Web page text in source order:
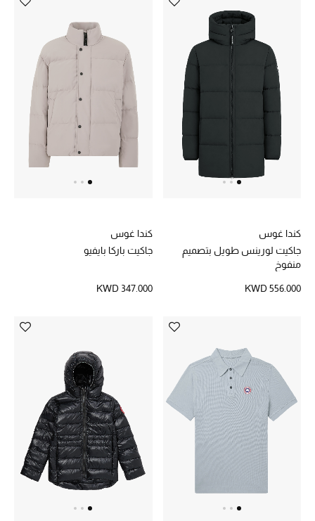
أحذية مختارة
تسوقوا الأحذية
الجمال
خصومات
الجديد في عالم الجمال
الأكثر مبيعاً
المكياج
العناية بالبشرة
مستحضرات العناية
مستحضرات الاستحمام والعناية بالجسم
كندا غوس
جاكيت لورينس طويل بتصميم
منفوخ
KWD 556.000
كندا غوس
جاكيت باركا بايفيو
KWD 347.000